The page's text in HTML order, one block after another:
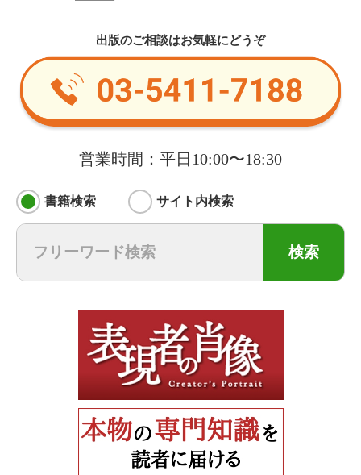
出版のご相談はお気軽にどうぞ
営業時間：平日10:00〜18:30
書籍検索 サイト内検索
検索